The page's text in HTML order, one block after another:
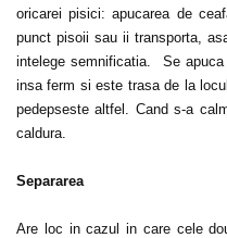
oricarei pisici: apucarea de
punct pisoii sau ii transporta,
intelege semnificatia. Se
insa ferm si este trasa de la
pedepseste altfel. Cand s-a
caldura.
Separarea
Are loc in cazul in care cele